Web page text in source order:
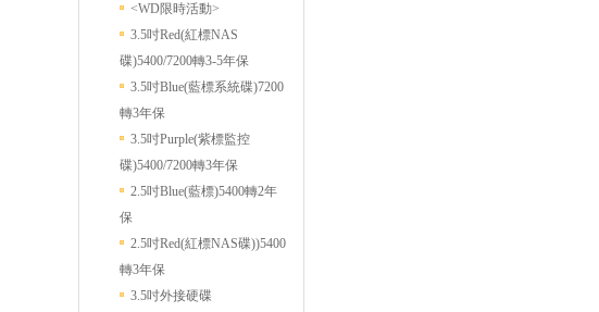
<WD限時活動>
3.5吋Red(紅標NAS
碟)5400/7200轉3-5年保
3.5吋Blue(藍標系統碟)7200
轉3年保
3.5吋Purple(紫標監控
碟)5400/7200轉3年保
2.5吋Blue(藍標)5400轉2年
保
2.5吋Red(紅標NAS碟))5400
轉3年保
3.5吋外接硬碟